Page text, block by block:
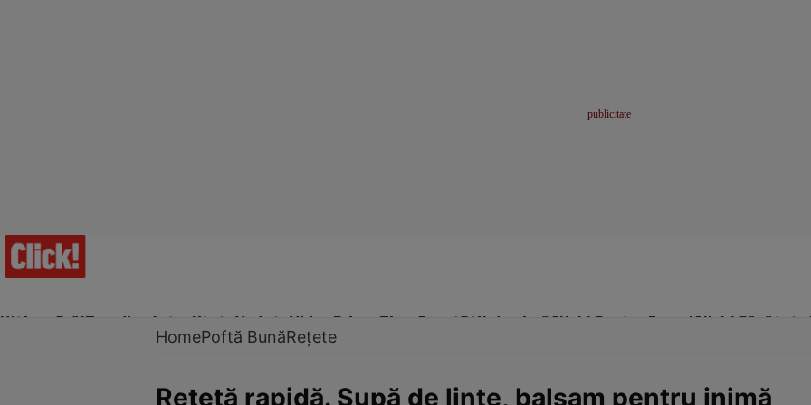
Ultima Oră!Trending Actualitate Vedete Video Prime Time SportStil de viațăClick! Pentru FemeiClick! Sănătate
HomePoftă BunăRețete
Reţetă rapidă. Supă de linte, balsam pentru inimă